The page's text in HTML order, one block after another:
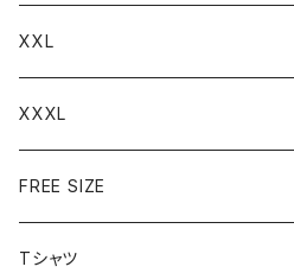
XXL
XXXL
FREE SIZE
Tシャツ